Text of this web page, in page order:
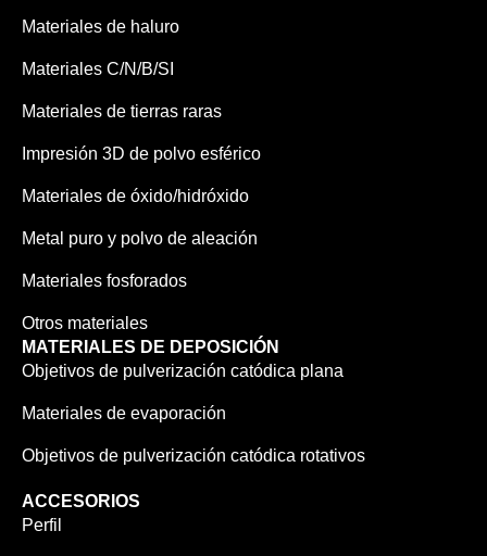
Materiales de haluro
Materiales C/N/B/SI
Materiales de tierras raras
Impresión 3D de polvo esférico
Materiales de óxido/hidróxido
Metal puro y polvo de aleación
Materiales fosforados
Otros materiales
MATERIALES DE DEPOSICIÓN
Objetivos de pulverización catódica plana
Materiales de evaporación
Objetivos de pulverización catódica rotativos
ACCESORIOS
Perfil